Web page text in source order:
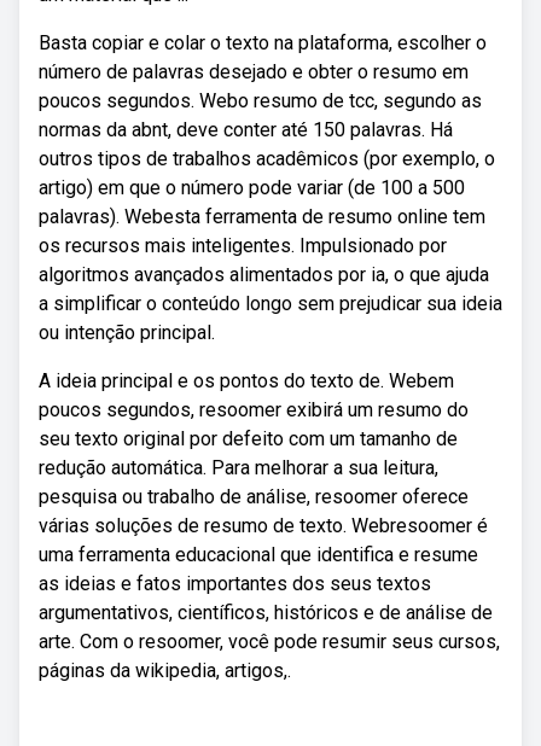
Basta copiar e colar o texto na plataforma, escolher o
número de palavras desejado e obter o resumo em
poucos segundos. Webo resumo de tcc, segundo as
normas da abnt, deve conter até 150 palavras. Há
outros tipos de trabalhos acadêmicos (por exemplo, o
artigo) em que o número pode variar (de 100 a 500
palavras). Webesta ferramenta de resumo online tem
os recursos mais inteligentes. Impulsionado por
algoritmos avançados alimentados por ia, o que ajuda
a simplificar o conteúdo longo sem prejudicar sua ideia
ou intenção principal.
A ideia principal e os pontos do texto de. Webem
poucos segundos, resoomer exibirá um resumo do
seu texto original por defeito com um tamanho de
redução automática. Para melhorar a sua leitura,
pesquisa ou trabalho de análise, resoomer oferece
várias soluções de resumo de texto. Webresoomer é
uma ferramenta educacional que identifica e resume
as ideias e fatos importantes dos seus textos
argumentativos, científicos, históricos e de análise de
arte. Com o resoomer, você pode resumir seus cursos,
páginas da wikipedia, artigos,.